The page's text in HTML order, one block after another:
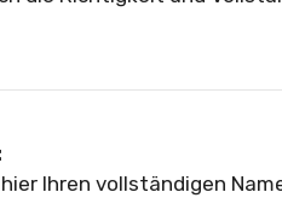
Ihren vollständigen